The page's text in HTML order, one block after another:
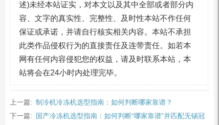
述)未经本站证实，对本文以及其中全部或者部分内
容、文字的真实性、完整性、及时性本站不作任何
保证或承诺，并请自行核实相关内容。本站不承担
此类作品侵权行为的直接责任及连带责任。如若本
网有任何内容侵犯您的权益，请及时联系本站，本
站将会在24小时内处理完毕。
上一篇: 制冷机冷冻机选型指南：如何判断哪家靠谱？
下一篇:
国产冷冻机选型指南：如何判断“哪家靠谱”并匹配无锡冠